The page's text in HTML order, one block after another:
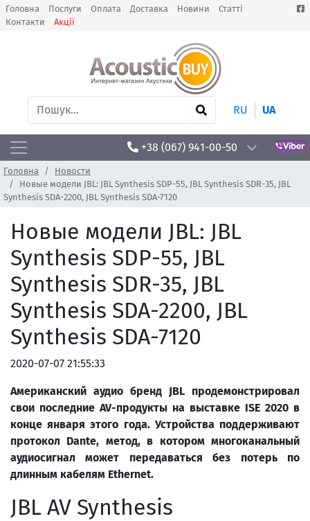
Головна Послуги Оплата Доставка Новини
Статті
Контакти
Акції
RU UA
+38 (067) 941-00-50
Головна
Новости
Новые модели JBL: JBL Synthesis SDP-55, JBL Synthesis SDR-35, JBL
Synthesis SDA-2200, JBL Synthesis SDA-7120
Новые модели JBL: JBL
Synthesis SDP-55, JBL
Synthesis SDR-35, JBL
Synthesis SDA-2200, JBL
Synthesis SDA-7120
2020-07-07 21:55:33
Американский аудио бренд JBL продемонстрировал
свои последние AV-продукты на выставке ISE 2020 в
конце января этого года. Устройства поддерживают
протокол Dante, метод, в котором многоканальный
аудиосигнал может передаваться без потерь по
длинным кабелям Ethernet.
JBL AV Synthesis